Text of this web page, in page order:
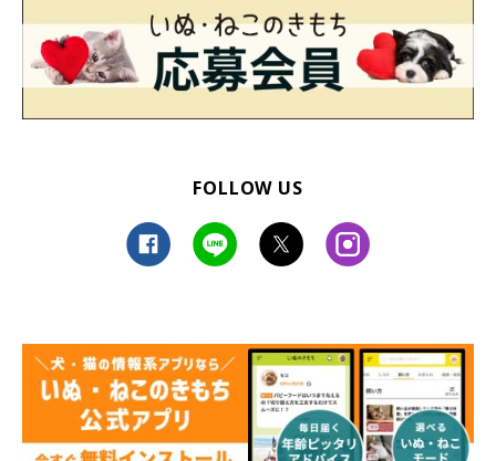
FOLLOW US